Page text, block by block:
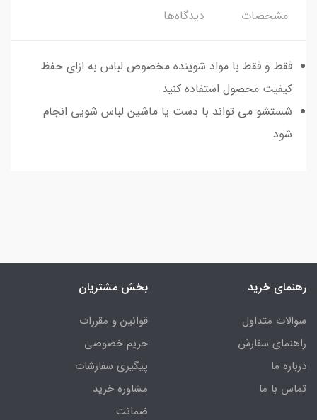
مشخصات دیدگاه‌ها
فقط و فقط با مواد شوینده مخصوص لباس به ازای حفظ
کیفیت محصول استفاده کنید
شستشو می تواند با دست یا ماشین لباس شویی انجام
شود
رهنمای خرید
سوالات متداول
راهنمای سفارش
درباره ما
تماس با ما
بخش مشتریان
قوانین و مقررات
حریم خصوصی
پیگیری سفارشات
مشاوره خرید
ضمانت